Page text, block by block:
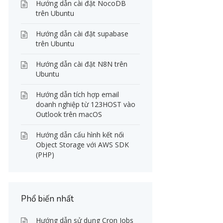
Hướng dẫn cài đặt NocoDB
trên Ubuntu
Hướng dẫn cài đặt supabase
trên Ubuntu
Hướng dẫn cài đặt N8N trên
Ubuntu
Hướng dẫn tích hợp email
doanh nghiệp từ 123HOST vào
Outlook trên macOS
Hướng dẫn cấu hình kết nối
Object Storage với AWS SDK
(PHP)
Phổ biến nhất
Hướng dẫn sử dụng Cron Jobs